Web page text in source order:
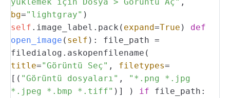
bg="lightgray" )
self .image_label.pack( expand=True )
def
open_image ( self ):
file_path =
filedialog.askopenfilename(
title="Görüntü Seç" , filetypes=
[( "Görüntü dosyaları" ,
"*.png *.jpg
*.jpeg *.bmp *.tiff" )] ) if file_path: